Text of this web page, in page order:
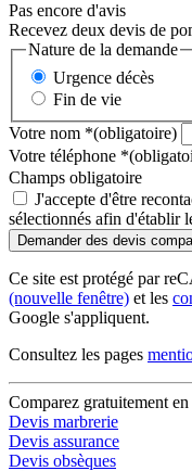
Pas encore d'avis
Recevez deux devis de
Nature de la demande
Urgence décès
Fin de vie
Votre nom *(obligatoire)
Votre téléphone *
Champs obligatoire
J'accepte d'être
sélectionnés afin d'établir
Ce site est protégé par
(nouvelle fenêtre) et les
Google s'appliquent.
Consultez les pages
Comparez gratuitement
Devis marbrerie
Devis assurance
Devis obsèques